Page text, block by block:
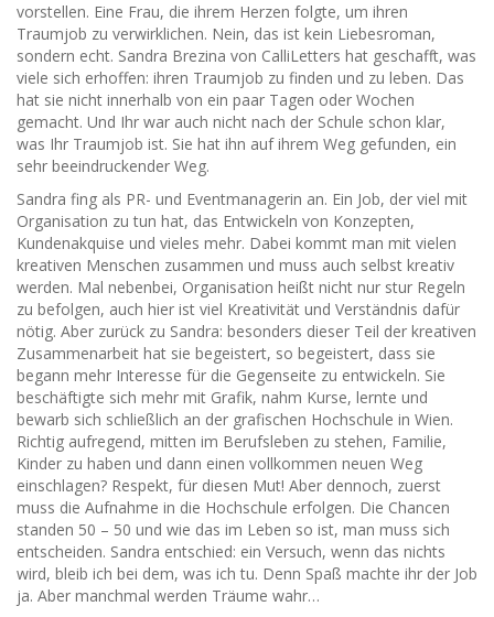
vorstellen. Eine Frau, die ihrem Herzen folgte, um ihren
Traumjob zu verwirklichen. Nein, das ist kein Liebesroman,
sondern echt. Sandra Brezina von CalliLetters hat geschafft, was
viele sich erhoffen: ihren Traumjob zu finden und zu leben. Das
hat sie nicht innerhalb von ein paar Tagen oder Wochen
gemacht. Und Ihr war auch nicht nach der Schule schon klar,
was Ihr Traumjob ist. Sie hat ihn auf ihrem Weg gefunden, ein
sehr beeindruckender Weg.
Sandra fing als PR- und Eventmanagerin an. Ein Job, der viel mit
Organisation zu tun hat, das Entwickeln von Konzepten,
Kundenakquise und vieles mehr. Dabei kommt man mit vielen
kreativen Menschen zusammen und muss auch selbst kreativ
werden. Mal nebenbei, Organisation heißt nicht nur stur Regeln
zu befolgen, auch hier ist viel Kreativität und Verständnis dafür
nötig. Aber zurück zu Sandra: besonders dieser Teil der kreativen
Zusammenarbeit hat sie begeistert, so begeistert, dass sie
begann mehr Interesse für die Gegenseite zu entwickeln. Sie
beschäftigte sich mehr mit Grafik, nahm Kurse, lernte und
bewarb sich schließlich an der grafischen Hochschule in Wien.
Richtig aufregend, mitten im Berufsleben zu stehen, Familie,
Kinder zu haben und dann einen vollkommen neuen Weg
einschlagen? Respekt, für diesen Mut! Aber dennoch, zuerst
muss die Aufnahme in die Hochschule erfolgen. Die Chancen
standen 50 – 50 und wie das im Leben so ist, man muss sich
entscheiden. Sandra entschied: ein Versuch, wenn das nichts
wird, bleib ich bei dem, was ich tu. Denn Spaß machte ihr der Job
ja. Aber manchmal werden Träume wahr…